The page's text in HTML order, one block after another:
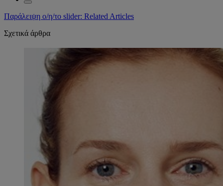
Παράλειψη ο/η/το slider: Related Articles
Σχετικά άρθρα